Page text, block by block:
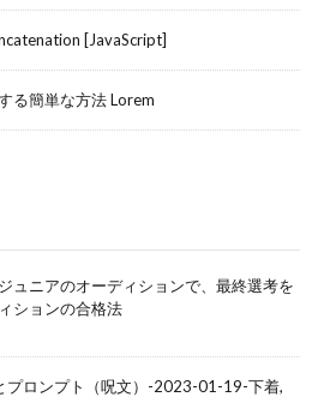
[JavaScript]
る簡単な方法 Lorem
ュニアのオーディションで、最終選考を
ションの合格法
プロンプト（呪文）-2023-01-19-下着,